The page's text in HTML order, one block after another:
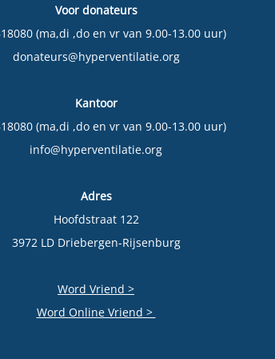
Voor donateurs
(ma,di ,do en vr van 9.00-13.00 uur)
donateurs@hyperventilatie.org
Kantoor
(ma,di ,do en vr van 9.00-13.00 uur)
info@hyperventilatie.org
Adres
Hoofdstraat 122
3972 LD Driebergen-Rijsenburg
Word Vriend >
Word Online Vriend >